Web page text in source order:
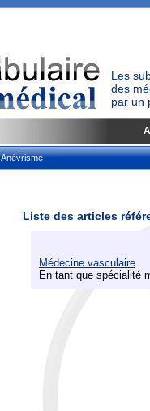
Les
des
par un
Liste des articles
Médecine vasculaire
En tant que spécialité